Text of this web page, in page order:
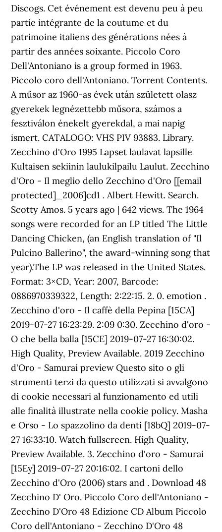
Discogs. Cet événement est devenu peu à peu
partie intégrante de la coutume et du
patrimoine italiens des générations nées à
partir des années soixante. Piccolo Coro
Dell'Antoniano is a group formed in 1963.
Piccolo coro dell'Antoniano. Torrent Contents.
A műsor az 1960-as évek után született olasz
gyerekek legnézettebb műsora, számos a
fesztiválon énekelt gyerekdal, a mai napig
ismert. CATALOGO: VHS PIV 93883. Library.
Zecchino d'Oro 1995 Lapset laulavat lapsille
Kultaisen sekiinin laulukilpailu Laulut. Zecchino
d'Oro - Il meglio dello Zecchino d'Oro [[email
protected]_2006]cd1 . Albert Hewitt. Search.
Scotty Amos. 5 years ago | 642 views. The 1964
songs were recorded for an LP titled The Little
Dancing Chicken, (an English translation of "Il
Pulcino Ballerino", the award-winning song that
year).The LP was released in the United States.
Format: 3×CD, Year: 2007, Barcode:
0886970339322, Length: 2:22:15. 2. 0. emotion .
Zecchino d'oro - Il caffè della Pepina [15CA]
2019-07-27 16:23:29. 2:09 0:30. Zecchino d'oro -
O che bella balla [15CE] 2019-07-27 16:30:02.
High Quality, Preview Available. 2019 Zecchino
d'Oro - Samurai preview Questo sito o gli
strumenti terzi da questo utilizzati si avvalgono
di cookie necessari al funzionamento ed utili
alle finalità illustrate nella cookie policy. Masha
e Orso - Lo spazzolino da denti [18bQ] 2019-07-
27 16:33:10. Watch fullscreen. High Quality,
Preview Available. 3. Zecchino d'oro - Samurai
[15Ey] 2019-07-27 20:16:02. I cartoni dello
Zecchino d'Oro (2006) stars and . Download 48
Zecchino D' Oro. Piccolo Coro dell'Antoniano -
Zecchino D'Oro 48 Edizione CD Album Piccolo
Coro dell'Antoniano - Zecchino D'Oro 48